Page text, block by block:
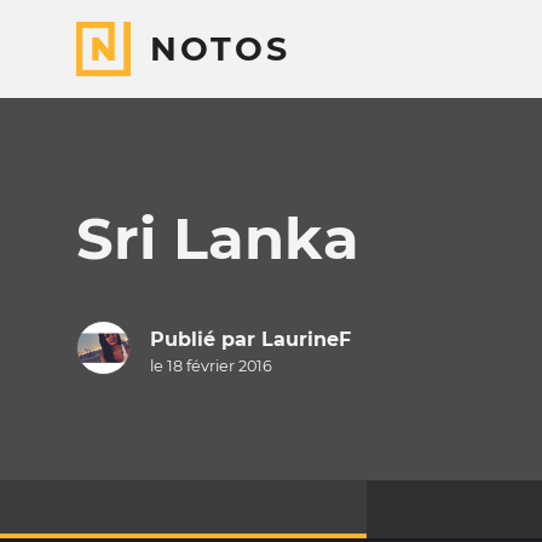
NOTOS
Sri Lanka
Publié par LaurineF
le 18 février 2016